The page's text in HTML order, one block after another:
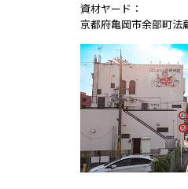
資材ヤード：
京都府亀岡市余部町法